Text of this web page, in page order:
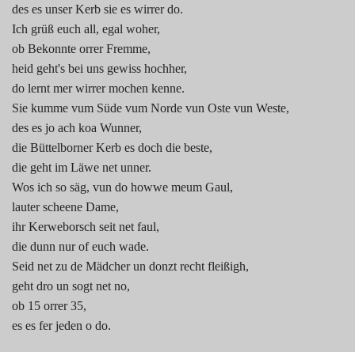
1970
1980
1990
2000
2010
2020
Spargelsprüche
des es unser Kerb sie es wirrer do.
Ich grüß euch all, egal woher,
ob Bekonnte orrer Fremme,
heid geht's bei uns gewiss hochher,
do lernt mer wirrer mochen kenne.
Sie kumme vum Süde vum Norde vun Oste vun Weste,
des es jo ach koa Wunner,
die Büttelborner Kerb es doch die beste,
die geht im Läwe net unner.
Wos ich so säg, vun do howwe meum Gaul,
lauter scheene Dame,
ihr Kerweborsch seit net faul,
die dunn nur of euch wade.
Seid net zu de Mädcher un donzt recht fleißigh,
geht dro un sogt net no,
ob 15 orrer 35,
es es fer jeden o do.